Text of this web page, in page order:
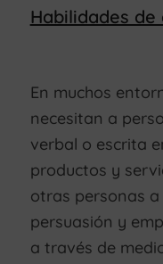
Habilidades de
En muchos
necesitan a
verbal o escrita
productos y
otras personas
persuasión y
a través de